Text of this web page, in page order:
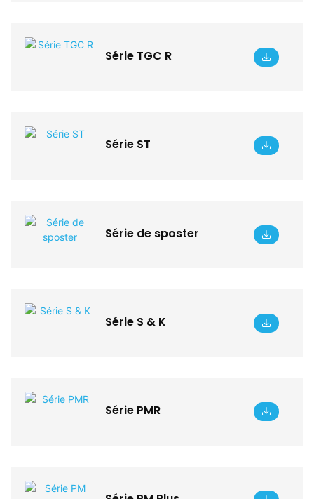
Série TGC R
Série ST
Série de sposter
Série S & K
Série PMR